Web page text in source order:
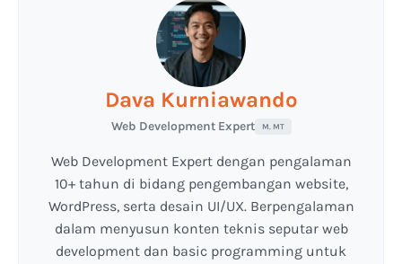
Dava Kurniawando
Web Development Expert M. MT
Web Development Expert dengan pengalaman
10+ tahun di bidang pengembangan website,
WordPress, serta desain UI/UX. Berpengalaman
dalam menyusun konten teknis seputar web
development dan basic programming untuk